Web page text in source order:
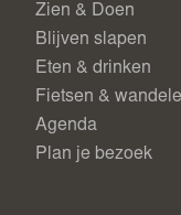
Zien & Doen
Blijven slapen
Eten & drinken
Fietsen &
Agenda
Plan je bezoek